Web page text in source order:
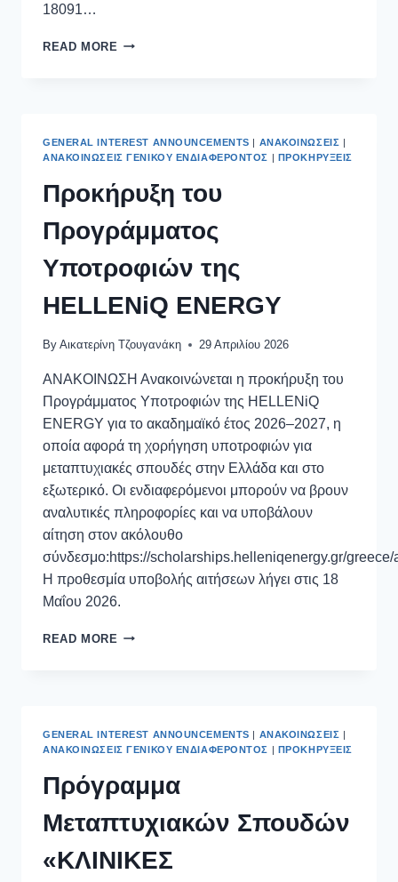
18091…
READ MORE
GENERAL INTEREST ANNOUNCEMENTS | ΑΝΑΚΟΙΝΏΣΕΙΣ |
ΑΝΑΚΟΙΝΏΣΕΙΣ ΓΕΝΙΚΟΎ ΕΝΔΙΑΦΈΡΟΝΤΟΣ | ΠΡΟΚΗΡΎΞΕΙΣ
Προκήρυξη του
Προγράμματος
Υποτροφιών της
HELLENiQ ENERGY
By Αικατερίνη Τζουγανάκη 29 Απριλίου 2026
ΑΝΑΚΟΙΝΩΣΗ Ανακοινώνεται η προκήρυξη του
Προγράμματος Υποτροφιών της HELLENiQ
ENERGY για το ακαδημαϊκό έτος 2026–2027, η
οποία αφορά τη χορήγηση υποτροφιών για
μεταπτυχιακές σπουδές στην Ελλάδα και στο
εξωτερικό. Οι ενδιαφερόμενοι μπορούν να βρουν
αναλυτικές πληροφορίες και να υποβάλουν
αίτηση στον ακόλουθο
σύνδεσμο:https://scholarships.helleniqenergy.gr/
H προθεσμία υποβολής αιτήσεων λήγει στις 18
Μαΐου 2026.
READ MORE
GENERAL INTEREST ANNOUNCEMENTS | ΑΝΑΚΟΙΝΏΣΕΙΣ |
ΑΝΑΚΟΙΝΏΣΕΙΣ ΓΕΝΙΚΟΎ ΕΝΔΙΑΦΈΡΟΝΤΟΣ | ΠΡΟΚΗΡΎΞΕΙΣ
Πρόγραμμα
Μεταπτυχιακών Σπουδών
«ΚΛΙΝΙΚΕΣ